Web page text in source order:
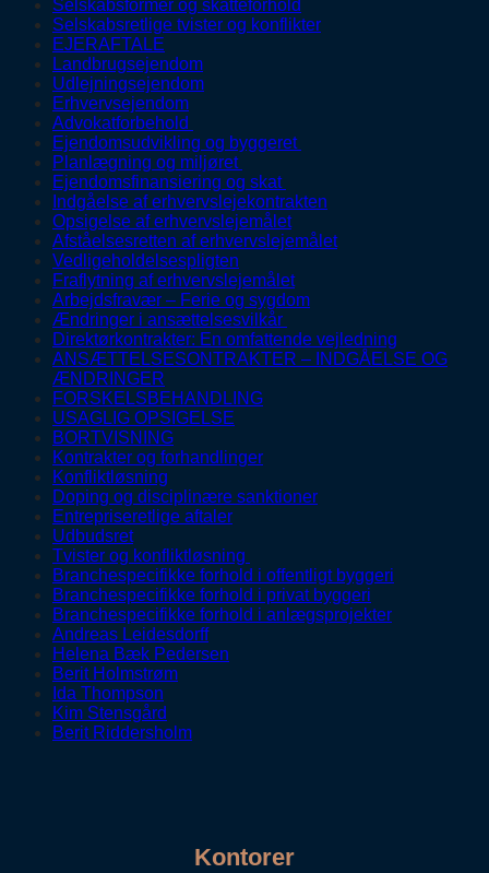
Selskabsformer og skatteforhold
Selskabsretlige tvister og konflikter
EJERAFTALE
Landbrugsejendom
Udlejningsejendom
Erhvervsejendom
Advokatforbehold
Ejendomsudvikling og byggeret
Planlægning og miljøret
Ejendomsfinansiering og skat
Indgåelse af erhvervslejekontrakten
Opsigelse af erhvervslejemålet
Afståelsesretten af erhvervslejemålet
Vedligeholdelsespligten
Fraflytning af erhvervslejemålet
Arbejdsfravær – Ferie og sygdom
Ændringer i ansættelsesvilkår
Direktørkontrakter: En omfattende vejledning
ANSÆTTELSESONTRAKTER – INDGÅELSE OG
ÆNDRINGER
FORSKELSBEHANDLING
USAGLIG OPSIGELSE
BORTVISNING
Kontrakter og forhandlinger
Konfliktløsning
Doping og disciplinære sanktioner
Entrepriseretlige aftaler
Udbudsret
Tvister og konfliktløsning
Branchespecifikke forhold i offentligt byggeri
Branchespecifikke forhold i privat byggeri
Branchespecifikke forhold i anlægsprojekter
Andreas Leidesdorff
Helena Bæk Pedersen
Berit Holmstrøm
Ida Thompson
Kim Stensgård
Berit Riddersholm
Kontorer